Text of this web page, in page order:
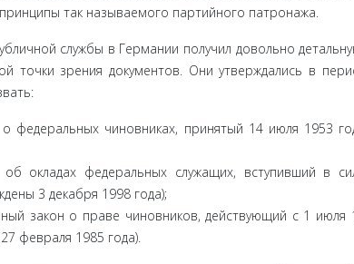
так называемого партийного патрона­жа.
службы в Германии получил до­вольно
точки зрения документов. Они ут­верждались в
федеральных чиновниках, принятый 14 июля 1953
об окладах федеральных служащих, вступив­ший в
3 декабря 1998 года);
закон о праве чиновников, действующий с 1 июля
27 февраля 1985 года).